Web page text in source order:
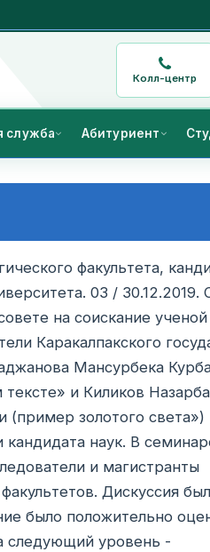
Колл-центр
служба Абитуриент
факультета,
03 / 30.12.2019.
на соискание
Каракалпакского
Мансурбека
и Киликов
(пример золотого
наук. В
и магистранты
Дискуссия
было положительно
следующий уровень -